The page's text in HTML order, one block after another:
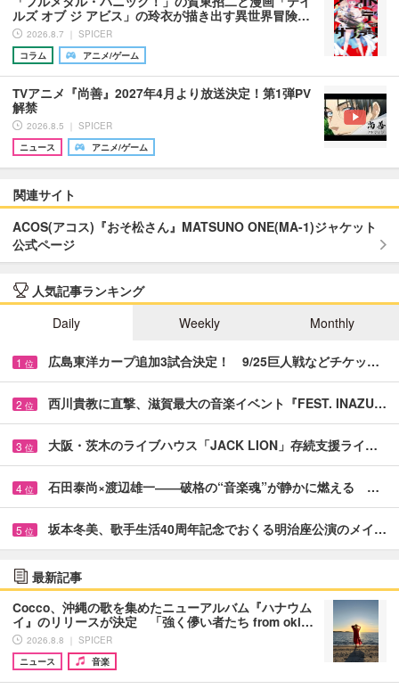
ルズ オブ ジ アビス」の玲衣が描き出す異世界冒険…
2026.8.7 ｜ SPICER
コラム
アニメ/ゲーム
TVアニメ『尚善』2027年4月より放送決定！第1弾PV
解禁
2026.8.5 ｜ SPICER
ニュース
アニメ/ゲーム
関連サイト
ACOS(アコス)『おそ松さん』MATSUNO ONE(MA-1)ジャケット
公式ページ
人気記事ランキング
Daily
Weekly Monthly
1 位 広島東洋カープ追加3試合決定！ 9/25巨人戦などチケッ…
2 位 西川貴教に直撃、滋賀最大の音楽イベント『FEST. INAZU…
3 位 大阪・茨木のライブハウス「JACK LION」存続支援ライ…
4 位 石田泰尚×渡辺雄一――破格の“音楽魂”が静かに燃える …
5 位 坂本冬美、歌手生活40周年記念でおくる明治座公演のメイ…
最新記事
Cocco、沖縄の歌を集めたニューアルバム『ハナウム
イ』のリリースが決定 「強く儚い者たち from oki…
2026.8.8 ｜ SPICER
ニュース
音楽